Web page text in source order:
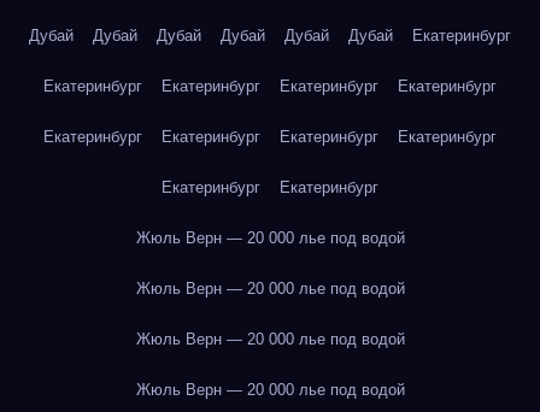
Дубай Дубай Дубай Дубай Дубай Дубай Екатеринбург
Екатеринбург Екатеринбург Екатеринбург Екатеринбург
Екатеринбург Екатеринбург Екатеринбург Екатеринбург
Екатеринбург Екатеринбург
Жюль Верн — 20 000 лье под водой
Жюль Верн — 20 000 лье под водой
Жюль Верн — 20 000 лье под водой
Жюль Верн — 20 000 лье под водой